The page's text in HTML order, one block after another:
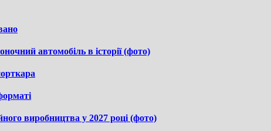
автомобіль в історії (фото)
виробництва у 2027 році (фото)